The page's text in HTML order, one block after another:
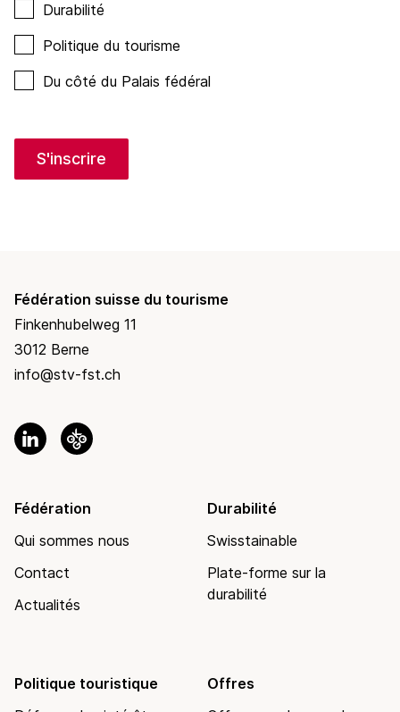
Durabilité
Politique du tourisme
Du côté du Palais fédéral
S'inscrire
Fédération suisse du tourisme
Finkenhubelweg 11
3012 Berne
info@stv-fst.ch
Fédération
Qui sommes nous
Contact
Actualités
Durabilité
Swisstainable
Plate-forme sur la
durabilité
Politique touristique
Offres